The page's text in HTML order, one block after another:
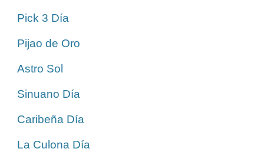
Pick 3 Día
Pijao de Oro
Astro Sol
Sinuano Día
Caribeña Día
La Culona Día